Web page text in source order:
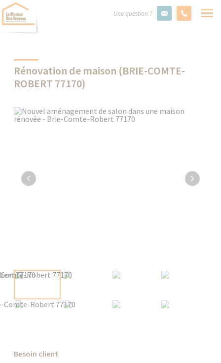
Une question ?
Rénovation de maison (BRIE-COMTE-
ROBERT 77170)
Besoin client